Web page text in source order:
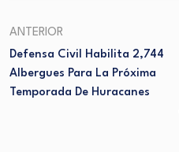
ANTERIOR
Defensa Civil Habilita 2,744
Albergues Para La Próxima
Temporada De Huracanes